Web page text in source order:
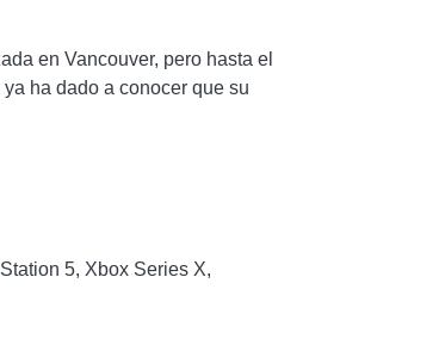
en Vancouver, pero hasta el
ha dado a conocer que su
5, Xbox Series X,